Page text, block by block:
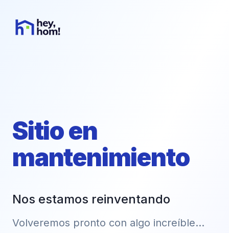
Sitio en
mantenimiento
Nos estamos reinventando
Volveremos pronto con algo increíble...